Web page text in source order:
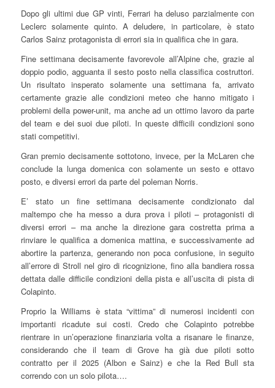
Dopo gli ultimi due GP vinti, Ferrari ha deluso parzialmente con
Leclerc solamente quinto. A deludere, in particolare, è stato
Carlos Sainz protagonista di errori sia in qualifica che in gara.
Fine settimana decisamente favorevole all’Alpine che, grazie al
doppio podio, agguanta il sesto posto nella classifica costruttori.
Un risultato insperato solamente una settimana fa, arrivato
certamente grazie alle condizioni meteo che hanno mitigato i
problemi della power-unit, ma anche ad un ottimo lavoro da parte
del team e dei suoi due piloti. In queste difficili condizioni sono
stati competitivi.
Gran premio decisamente sottotono, invece, per la McLaren che
conclude la lunga domenica con solamente un sesto e ottavo
posto, e diversi errori da parte del poleman Norris.
E’ stato un fine settimana decisamente condizionato dal
maltempo che ha messo a dura prova i piloti – protagonisti di
diversi errori – ma anche la direzione gara costretta prima a
rinviare le qualifica a domenica mattina, e successivamente ad
abortire la partenza, generando non poca confusione, in seguito
all’errore di Stroll nel giro di ricognizione, fino alla bandiera rossa
dettata dalle difficile condizioni della pista e all’uscita di pista di
Colapinto.
Proprio la Williams è stata “vittima” di numerosi incidenti con
importanti ricadute sui costi. Credo che Colapinto potrebbe
rientrare in un’operazione finanziaria volta a risanare le finanze,
considerando che il team di Grove ha già due piloti sotto
contratto per il 2025 (Albon e Sainz) e che la Red Bull sta
correndo con un solo pilota….